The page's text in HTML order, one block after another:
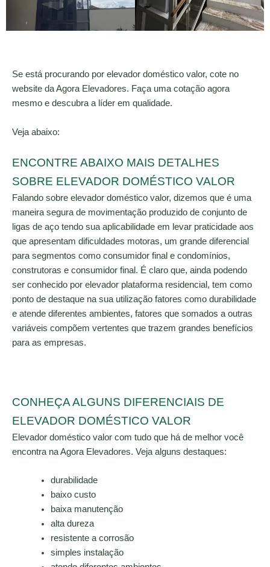
Se está procurando por elevador doméstico valor, cote no
website da Agora Elevadores. Faça uma cotação agora
mesmo e descubra a líder em qualidade.
Veja abaixo:
ENCONTRE ABAIXO MAIS DETALHES
SOBRE ELEVADOR DOMÉSTICO VALOR
Falando sobre elevador doméstico valor, dizemos que é uma
maneira segura de movimentação produzido de conjunto de
ligas de aço tendo sua aplicabilidade em levar praticidade aos
que apresentam dificuldades motoras, um grande diferencial
para segmentos como consumidor final e condomínios,
construtoras e consumidor final. É claro que, ainda podendo
ser conhecido por elevador plataforma residencial, tem como
ponto de destaque na sua utilização fatores como durabilidade
e atende diferentes ambientes, fatores que somados a outras
variáveis compõem vertentes que trazem grandes benefícios
para as empresas.
CONHEÇA ALGUNS DIFERENCIAIS DE
ELEVADOR DOMÉSTICO VALOR
Elevador doméstico valor com tudo que há de melhor você
encontra na Agora Elevadores. Veja alguns destaques:
durabilidade
baixo custo
baixa manutenção
alta dureza
resistente a corrosão
simples instalação